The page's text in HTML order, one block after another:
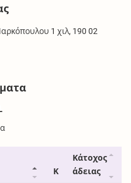
1 χιλ, 190 02
Κ
Κάτοχος
άδειας